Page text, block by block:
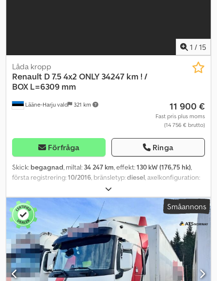
1 / 15
Lääne-Harju vald 321 km
Låda kropp
Renault D 7.5 4x2 ONLY 34247 km ! /
BOX L=6309 mm
11 900 €
Fast pris plus moms
(14 756 € brutto)
Förfråga Ringa
Skick: begagnad, miltal: 34 247 km, effekt:130 kW (176,75 hk),
första registrering:10/2016 , bränsletyp:diesel , axelkonfiguration:
diesel
emissionsklass:Euro 6, fjädring:stål, total längd:8 330 mm, total
bredd:2 550 mm , lastutrymmets längd:
, lastutrymmets
bredd:2 460 mm, lastutrymmeshöjd:2 190 mm
2016, Utrustning:centrallås, differentialspärr, elektrisk
fönsterhiss, elstyrd spegel, farthållare, färddator,
luftkonditionering, sätvärmare , = Ytterligare alternativ och
tillbehör = - Justerbar ratt - Klimatanläggning - Differentialspärr -
Uppvärmda backspeglar - Radio = Kommentarer = Ytterligare
information: Märke: RENAULT Modell: D 7.5 Karosseri: sluten låda
Småannons